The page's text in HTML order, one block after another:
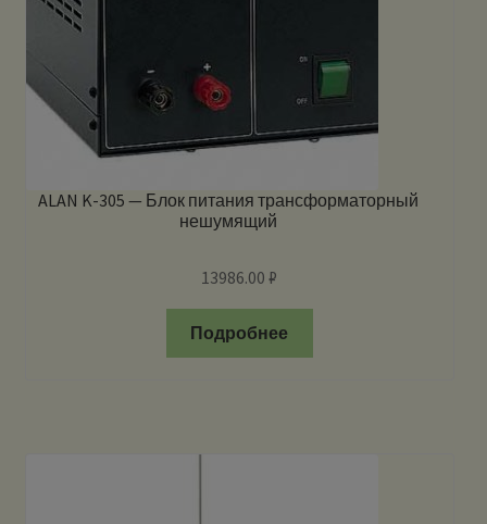
ALAN K-305 — Блок питания трансформаторный
нешумящий
13986.00₽
Подробнее